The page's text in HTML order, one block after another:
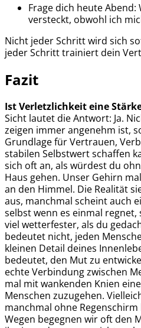
Frage dich heute Abend:
versteckt, obwohl ich
Nicht jeder Schritt wird sich
jeder Schritt trainiert dein
Fazit
Ist Verletzlichkeit eine
Sicht lautet die Antwort: Ja.
zeigen immer angenehm ist,
Grundlage für Vertrauen,
stabilen Selbstwert schaffen
sich oft an, als würdest du
Haus gehen. Unser Gehirn
an den Himmel. Die Realität
aus, manchmal scheint auch
selbst wenn es einmal
viel wetterfester, als du
bedeutet nicht, jeden
kleinen Detail deines
bedeutet, den Mut zu
echte Verbindung zwischen
mal mit wankenden Knien
Menschen zuzugehen.
manchmal ohne
Wegen begegnen wir oft den